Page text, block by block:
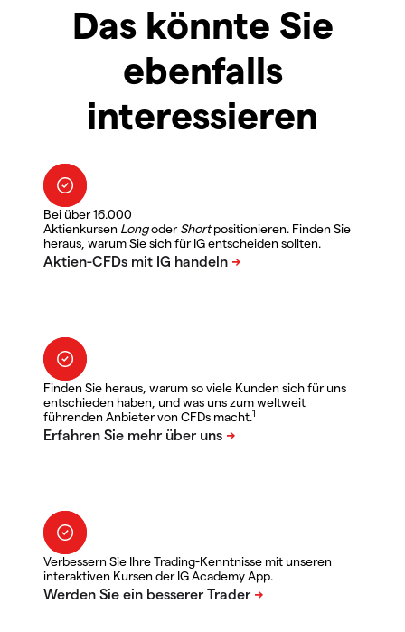
Das könnte Sie
ebenfalls
interessieren
Bei über 16.000
Aktienkursen LongoderShortpositionieren. Finden Sie
heraus, warum Sie sich für IG entscheiden sollten.
Finden Sie heraus, warum so viele Kunden sich für uns
entschieden haben, und was uns zum weltweit
führenden Anbieter von CFDs macht.1
Verbessern Sie Ihre Trading-Kenntnisse mit unseren
interaktiven Kursen der IG Academy App.